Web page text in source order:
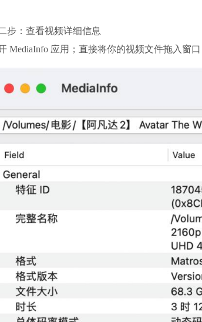
步：查看视频详细信息
MediaInfo 应用； 直接将你的视频文件拖入窗